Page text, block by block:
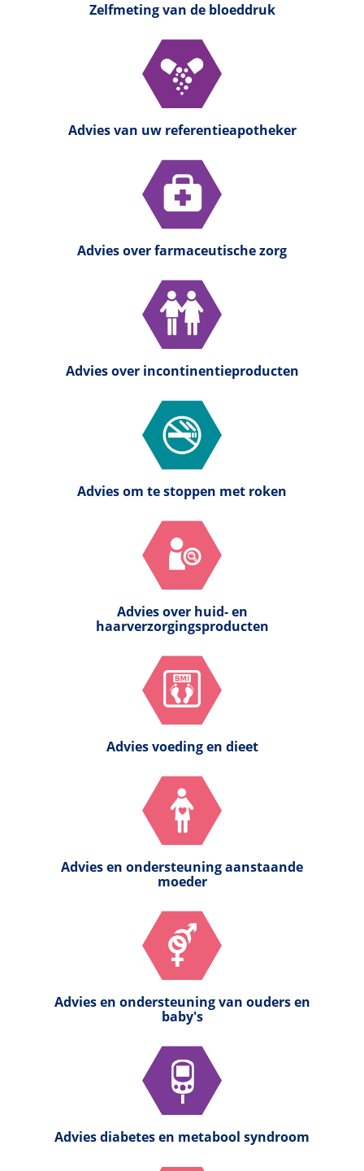
Zelfmeting van de bloeddruk
Advies van uw referentieapotheker
Advies over farmaceutische zorg
Advies over incontinentieproducten
Advies om te stoppen met roken
Advies over huid- en
haarverzorgingsproducten
Advies voeding en dieet
Advies en ondersteuning aanstaande
moeder
Advies en ondersteuning van ouders en
baby's
Advies diabetes en metabool syndroom